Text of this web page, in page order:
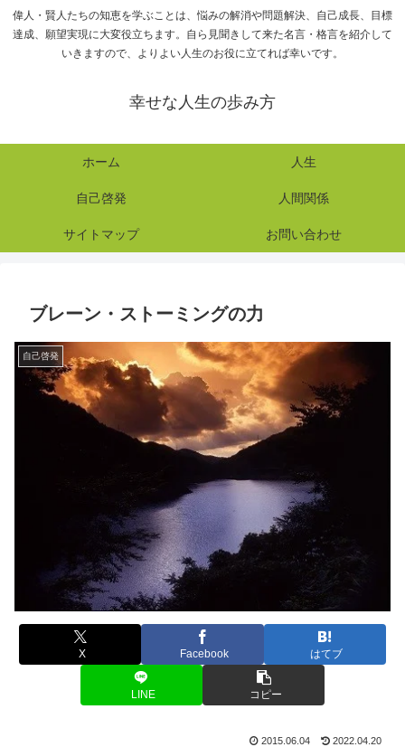
偉人・賢人たちの知恵を学ぶことは、悩みの解消や問題解決、自己成長、目標
達成、願望実現に大変役立ちます。自ら見聞きして来た名言・格言を紹介して
いきますので、よりよい人生のお役に立てれば幸いです。
幸せな人生の歩み方
ホーム 人生
自己啓発 人間関係
サイトマップ お問い合わせ
ブレーン・ストーミングの力
自己啓発
X Facebook はてブ
LINE コピー
2015.06.04 2022.04.20